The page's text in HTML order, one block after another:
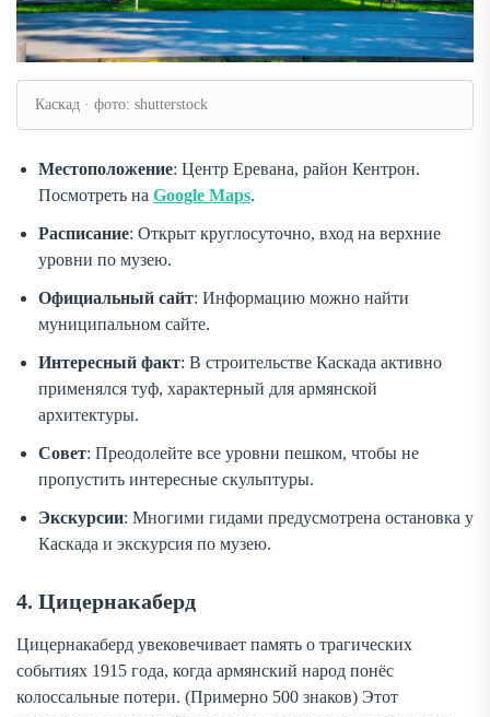
Каскад · фото: shutterstock
Местоположение: Центр Еревана, район Кентрон.
Посмотреть на Google Maps.
Расписание: Открыт круглосуточно, вход на верхние
уровни по музею.
Официальный сайт: Информацию можно найти
муниципальном сайте.
Интересный факт: В строительстве Каскада активно
применялся туф, характерный для армянской
архитектуры.
Совет: Преодолейте все уровни пешком, чтобы не
пропустить интересные скульптуры.
Экскурсии: Многими гидами предусмотрена остановка у
Каскада и экскурсия по музею.
4. Цицернакаберд
Цицернакаберд увековечивает память о трагических
событиях 1915 года, когда армянский народ понёс
колоссальные потери. (Примерно 500 знаков) Этот